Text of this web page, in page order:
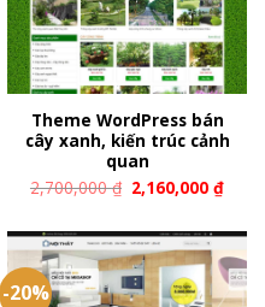
Theme WordPress bán
cây xanh, kiến trúc cảnh
quan
2,700,000₫ 2,160,000₫
-20%